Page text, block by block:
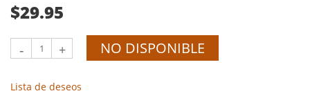
$29.95
- + NO DISPONIBLE
Lista de deseos